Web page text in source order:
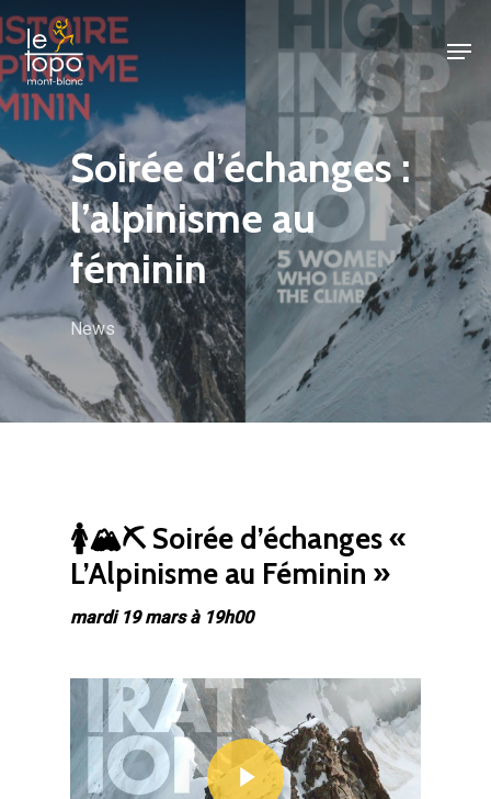
Skip
to
main
content
Soirée d’échanges :
l’alpinisme au
féminin
News
🚺🏔️⛏️ Soirée d’échanges «
L’Alpinisme au Féminin »
mardi 19 mars à 19h00
Play Video